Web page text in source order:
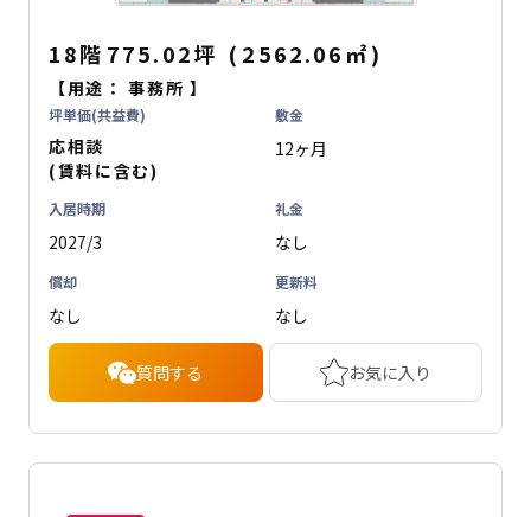
18階 775.02坪 ( 2562.06 ㎡)
【用途：事務所 】
坪単価(共益費)
応相談
(賃料に含む)
敷金
12ヶ月
入居時期
2027/3
礼金
なし
償却
なし
更新料
なし
質問する お気に入り